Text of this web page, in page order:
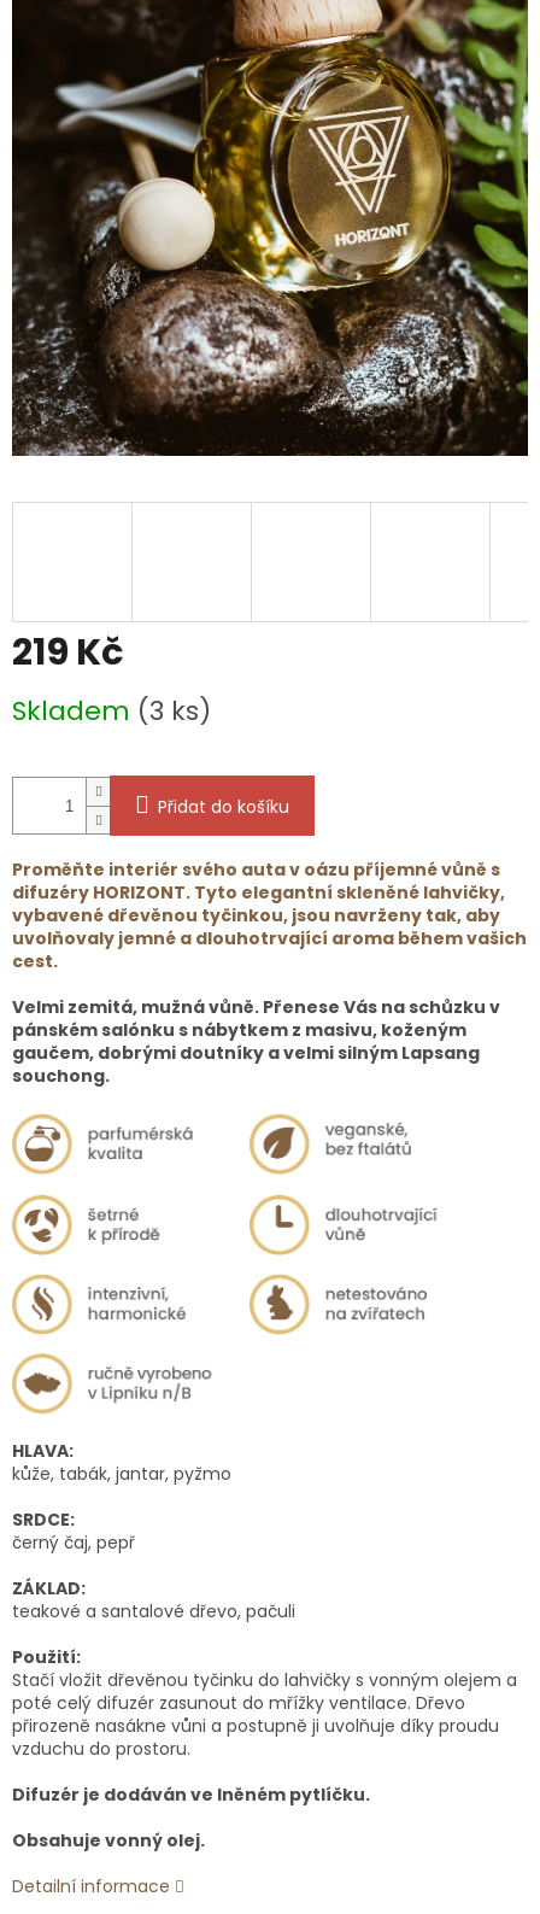
219 Kč
cena:
Skladem (3 ks)
Přidat do košíku
Proměňte interiér svého auta v oázu příjemné vůně s
difuzéry HORIZONT. Tyto elegantní skleněné lahvičky,
vybavené dřevěnou tyčinkou, jsou navrženy tak, aby
uvolňovaly jemné a dlouhotrvající aroma během vašich
cest.
Velmi zemitá, mužná vůně. Přenese Vás na schůzku v
pánském salónku s nábytkem z masivu, koženým
gaučem, dobrými doutníky a velmi silným Lapsang
souchong.
HLAVA:
kůže, tabák, jantar, pyžmo
SRDCE:
černý čaj, pepř
ZÁKLAD:
teakové a santalové dřevo, pačuli
Použití:
Stačí vložit dřevěnou tyčinku do lahvičky s vonným olejem a
poté celý difuzér zasunout do mřížky ventilace. Dřevo
přirozeně nasákne vůni a postupně ji uvolňuje díky proudu
vzduchu do prostoru.
Difuzér je dodáván ve lněném pytlíčku.
Obsahuje vonný olej.
Detailní informace